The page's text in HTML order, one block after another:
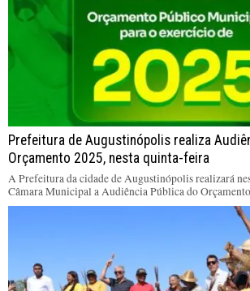
Prefeitura de Augustinópolis realiza
Orçamento 2025, nesta quinta-feira
A Prefeitura da cidade de Augustinópolis realizará
Câmara Municipal a Audiência Pública do